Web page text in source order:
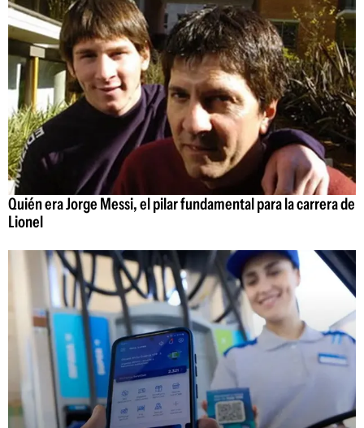
Quién era Jorge Messi, el pilar fundamental para la carrera de
Lionel